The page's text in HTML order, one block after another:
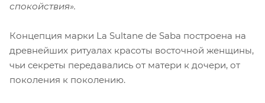
спокойствия».
Концепция марки La Sultane de Saba построена на
древнейших ритуалах красоты восточной женщины,
чьи секреты передавались от матери к дочери, от
поколения к поколению.